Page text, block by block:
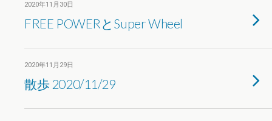
2020年11月30日
FREE POWERとSuper Wheel
2020年11月29日
散歩 2020/11/29